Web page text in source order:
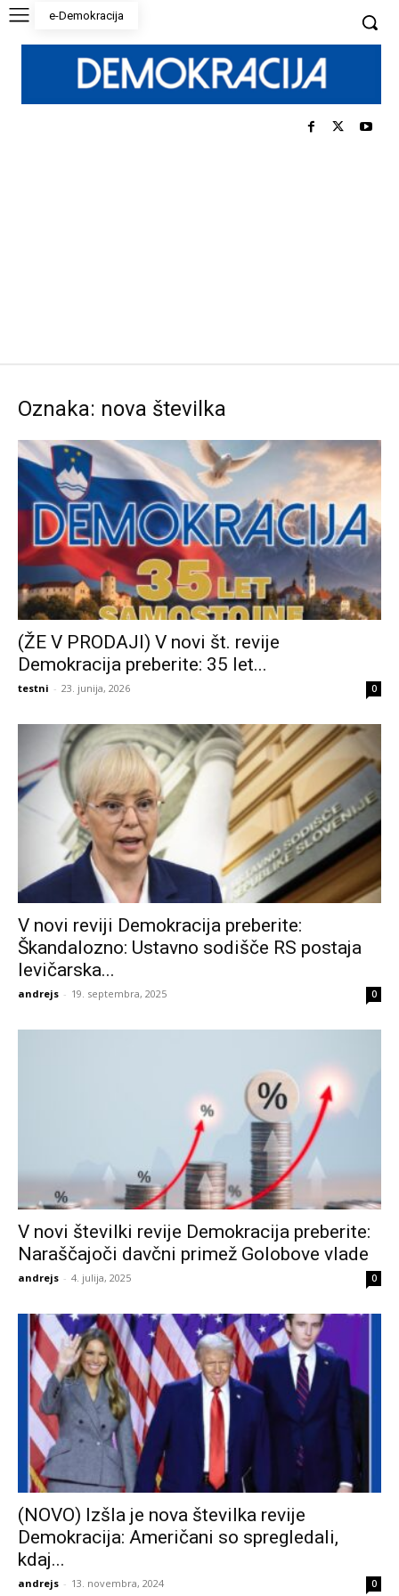
e-Demokracija
Oznaka: nova številka
(ŽE V PRODAJI) V novi št. revije
Demokracija preberite: 35 let...
testni - 23. junija, 2026 0
V novi reviji Demokracija preberite:
Škandalozno: Ustavno sodišče RS postaja
levičarska...
andrejs - 19. septembra, 2025 0
V novi številki revije Demokracija preberite:
Naraščajoči davčni primež Golobove vlade
andrejs - 4. julija, 2025 0
(NOVO) Izšla je nova številka revije
Demokracija: Američani so spregledali,
kdaj...
andrejs - 13. novembra, 2024 0